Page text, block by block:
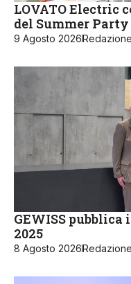
LOVATO Electric
del Summer Party
9 Agosto 2026
GEWISS
2025
8 Agosto 2026